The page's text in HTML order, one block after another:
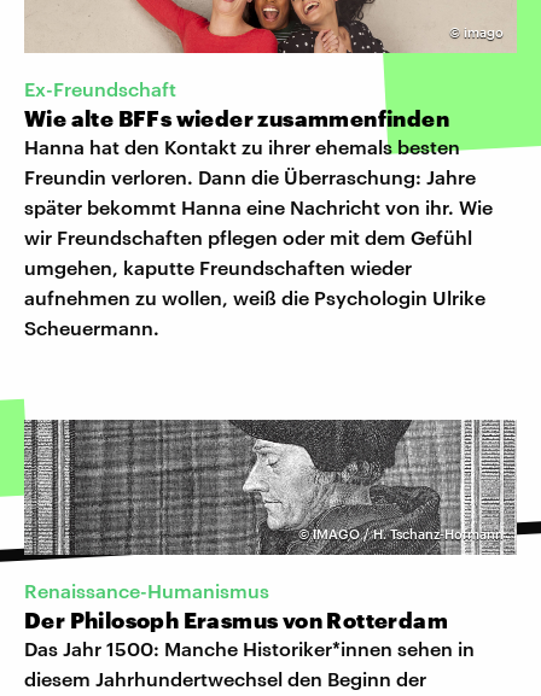
© imago
Ex-Freundschaft
Wie alte BFFs wieder zusammenfinden
Hanna hat den Kontakt zu ihrer ehemals besten
Freundin verloren. Dann die Überraschung: Jahre
später bekommt Hanna eine Nachricht von ihr. Wie
wir Freundschaften pflegen oder mit dem Gefühl
umgehen, kaputte Freundschaften wieder
aufnehmen zu wollen, weiß die Psychologin Ulrike
Scheuermann.
©IMAGO / H. Tschanz-Hofmann
Renaissance-Humanismus
Der Philosoph Erasmus von Rotterdam
Das Jahr 1500: Manche Historiker*innen sehen in
diesem Jahrhundertwechsel den Beginn der